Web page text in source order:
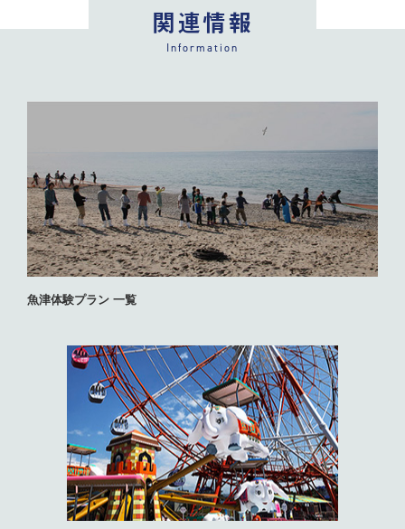
関連情報
Information
魚津体験プラン 一覧